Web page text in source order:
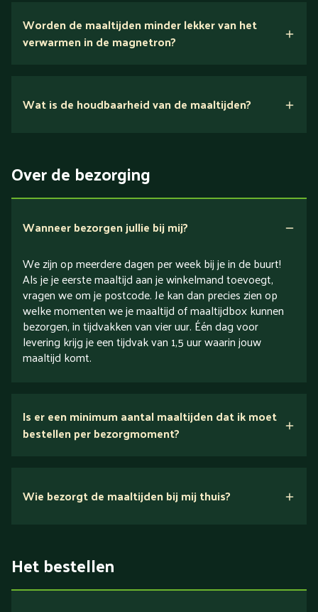
voedingsexperts
Verlaagd in koolhydraten
Verlaagd in zout
Worden de maaltijden minder lekker van het
verwarmen in de magnetron?
Wat is de houdbaarheid van de maaltijden?
Over de bezorging
Wanneer bezorgen jullie bij mij?
We zijn op meerdere dagen per week bij je in de buurt!
Als je je eerste maaltijd aan je winkelmand toevoegt,
vragen we om je postcode. Je kan dan precies zien op
welke momenten we je maaltijd of maaltijdbox kunnen
bezorgen, in tijdvakken van vier uur. Één dag voor
levering krijg je een tijdvak van 1,5 uur waarin jouw
maaltijd komt.
Is er een minimum aantal maaltijden dat ik moet
bestellen per bezorgmoment?
Wie bezorgt de maaltijden bij mij thuis?
Het bestellen